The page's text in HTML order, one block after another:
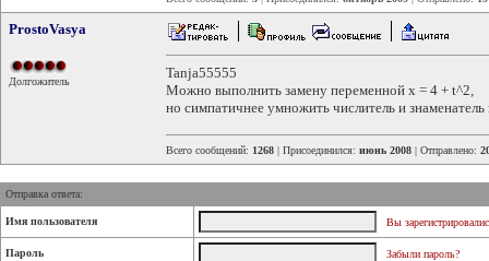
ProstoVasya
Долгожитель
Tanja55555
Можно выполнить замену переменной x = 4 + t^2,
но симпатичнее умножить числитель и
Всего сообщений: 1268 | Присоединился: июнь 2008 | Отправлено:
Отправка ответа:
Имя пользователя Вы
Пароль Забыли пароль?